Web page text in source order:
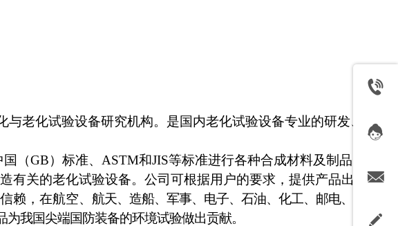
与老化试验设备研究机构。是国内老化试验设备专业的研发、生
（GB）标准、ASTM和JIS等标准进行各种合成材料及制品的试
有关的老化试验设备。公司可根据用户的要求，提供产品出厂计
赖，在航空、 航天、造船、军事、电子、石油、化工、邮电、通
我国尖端国防装备的环境试验做出贡献。